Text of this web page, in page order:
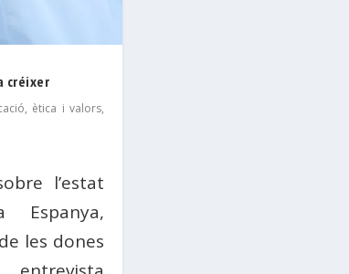
créixer
ètica i valors,
l’estat
les dones